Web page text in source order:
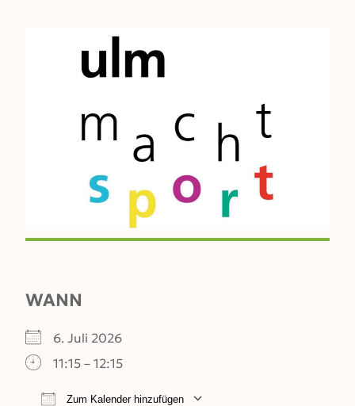
WANN
6. Juli 2026
11:15 – 12:15
Zum Kalender hinzufügen